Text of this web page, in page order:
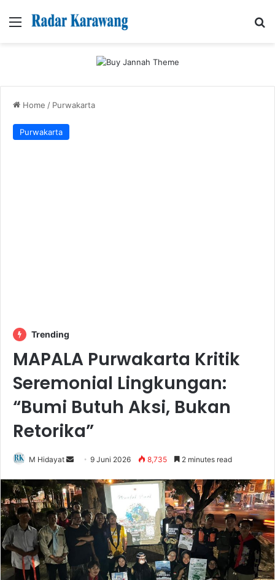
Menu
Home / Purwakarta
Purwakarta
Trending
MAPALA Purwakarta Kritik
Seremonial Lingkungan:
“Bumi Butuh Aksi, Bukan
Retorika”
M Hidayat
Send
email
9 Juni 2026 8,735 2 minutes read